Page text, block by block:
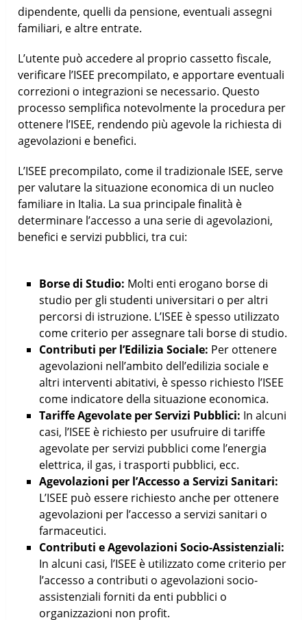
dipendente, quelli da pensione, eventuali assegni
familiari, e altre entrate.
L’utente può accedere al proprio cassetto fiscale,
verificare l’ISEE precompilato, e apportare eventuali
correzioni o integrazioni se necessario. Questo
processo semplifica notevolmente la procedura per
ottenere l’ISEE, rendendo più agevole la richiesta di
agevolazioni e benefici.
L’ISEE precompilato, come il tradizionale ISEE, serve
per valutare la situazione economica di un nucleo
familiare in Italia. La sua principale finalità è
determinare l’accesso a una serie di agevolazioni,
benefici e servizi pubblici, tra cui:
Borse di Studio: Molti enti erogano borse di
studio per gli studenti universitari o per altri
percorsi di istruzione. L’ISEE è spesso utilizzato
come criterio per assegnare tali borse di studio.
Contributi per l’Edilizia Sociale: Per ottenere
agevolazioni nell’ambito dell’edilizia sociale e
altri interventi abitativi, è spesso richiesto l’ISEE
come indicatore della situazione economica.
Tariffe Agevolate per Servizi Pubblici: In alcuni
casi, l’ISEE è richiesto per usufruire di tariffe
agevolate per servizi pubblici come l’energia
elettrica, il gas, i trasporti pubblici, ecc.
Agevolazioni per l’Accesso a Servizi Sanitari:
L’ISEE può essere richiesto anche per ottenere
agevolazioni per l’accesso a servizi sanitari o
farmaceutici.
Contributi e Agevolazioni Socio-Assistenziali:
In alcuni casi, l’ISEE è utilizzato come criterio per
l’accesso a contributi o agevolazioni socio-
assistenziali forniti da enti pubblici o
organizzazioni non profit.